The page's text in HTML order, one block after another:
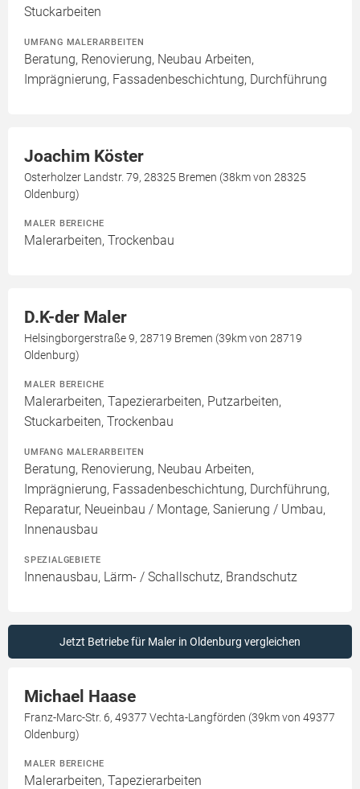
Stuckarbeiten
UMFANG MALERARBEITEN
Beratung, Renovierung, Neubau Arbeiten,
Imprägnierung, Fassadenbeschichtung, Durchführung
Joachim Köster
Osterholzer Landstr. 79, 28325 Bremen (38km von 28325
Oldenburg)
MALER BEREICHE
Malerarbeiten, Trockenbau
D.K-der Maler
Helsingborgerstraße 9, 28719 Bremen (39km von 28719
Oldenburg)
MALER BEREICHE
Malerarbeiten, Tapezierarbeiten, Putzarbeiten,
Stuckarbeiten, Trockenbau
UMFANG MALERARBEITEN
Beratung, Renovierung, Neubau Arbeiten,
Imprägnierung, Fassadenbeschichtung, Durchführung,
Reparatur, Neueinbau / Montage, Sanierung / Umbau,
Innenausbau
SPEZIALGEBIETE
Innenausbau, Lärm- / Schallschutz, Brandschutz
Jetzt Betriebe für Maler in Oldenburg vergleichen
Michael Haase
Franz-Marc-Str. 6, 49377 Vechta-Langförden (39km von 49377
Oldenburg)
MALER BEREICHE
Malerarbeiten, Tapezierarbeiten